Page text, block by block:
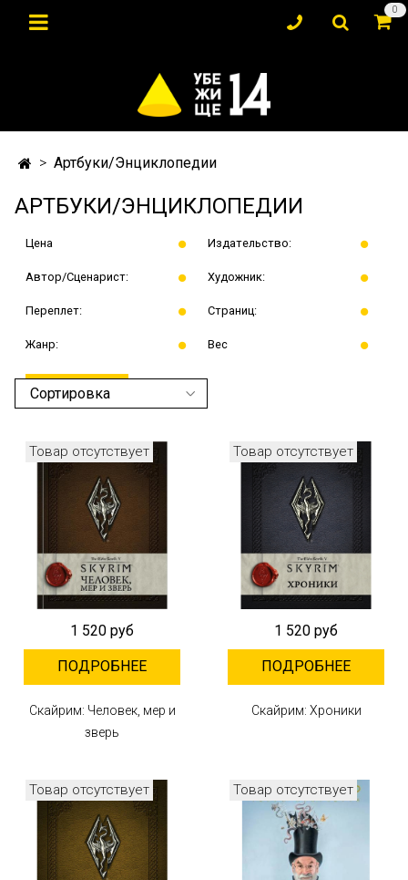
0
Артбуки/Энциклопедии
АРТБУКИ/ЭНЦИКЛОПЕДИИ
Цена Издательство:
Автор/Сценарист: Художник:
Переплет: Страниц:
Жанр: Вес
ПРИМЕНИТЬ
Товар отсутствует
1 520 руб
ПОДРОБНЕЕ
Скайрим: Человек, мер и
зверь
Товар отсутствует
1 520 руб
ПОДРОБНЕЕ
Скайрим: Хроники
Товар отсутствует Товар отсутствует